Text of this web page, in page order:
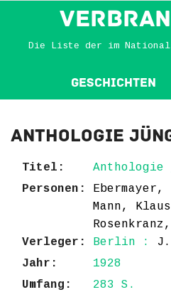
Die Liste der im
Geschichten
Anthologie
Titel:
Anthologie
Personen:
Mann, Klaus
Verleger:
Berlin :
Jahr:
1928
Umfang:
283 S.